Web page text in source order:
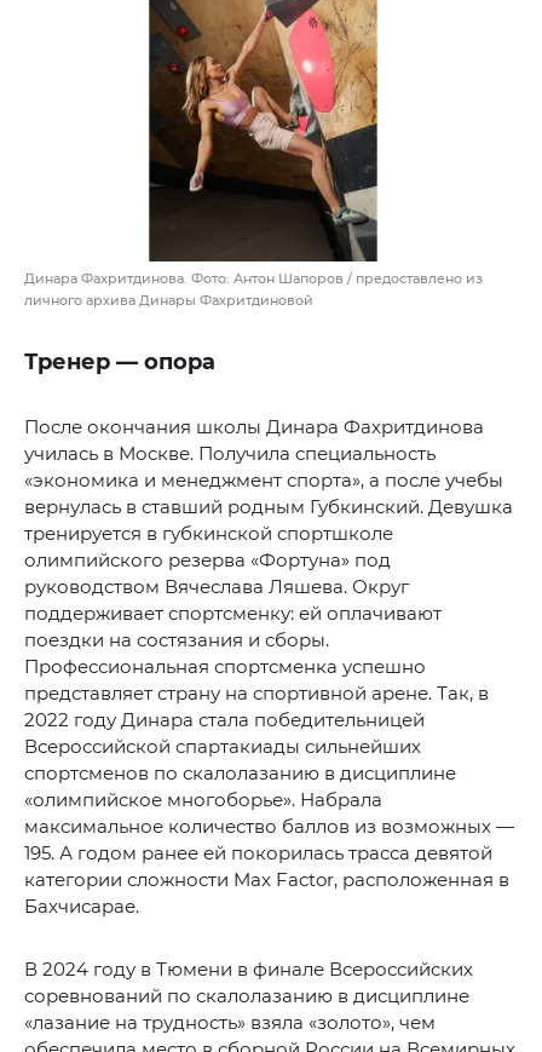
Динара Фахритдинова. Фото: Антон Шапоров / предоставлено из
личного архива Динары Фахритдиновой
Тренер — опора
После окончания школы Динара Фахритдинова
училась в Москве. Получила специальность
«экономика и менеджмент спорта», а после учебы
вернулась в ставший родным Губкинский. Девушка
тренируется в губкинской спортшколе
олимпийского резерва «Фортуна» под
руководством Вячеслава Ляшева. Округ
поддерживает спортсменку: ей оплачивают
поездки на состязания и сборы.
Профессиональная спортсменка успешно
представляет страну на спортивной арене. Так, в
2022 году Динара стала победительницей
Всероссийской спартакиады сильнейших
спортсменов по скалолазанию в дисциплине
«олимпийское многоборье». Набрала
максимальное количество баллов из возможных —
195. А годом ранее ей покорилась трасса девятой
категории сложности Max Factor, расположенная в
Бахчисарае.
В 2024 году в Тюмени в финале Всероссийских
соревнований по скалолазанию в дисциплине
«лазание на трудность» взяла «золото», чем